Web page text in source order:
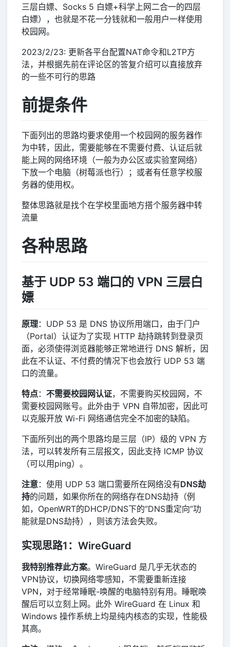
三层白嫖、Socks 5 白嫖+科学上网二合一的四层
白嫖），也就是不花一分钱就和一般用户一样使用
校园网。
2023/2/23: 更新各平台配置NAT命令和L2TP方
法，并根据先前在评论区的答复介绍可以直接放弃
的一些不可行的思路
前提条件
下面列出的思路均要求使用一个校园网的服务器作
为中转，因此，需要能够在不需要付费、认证后就
能上网的网络环境（一般为办公区或实验室网络）
下放一个电脑（树莓派也行）；或者有任意学校服
务器的使用权。
整体思路就是找个在学校里面地方搭个服务器中转
流量
各种思路
基于 UDP 53 端口的 VPN 三层白
嫖
原理：UDP 53 是 DNS 协议所用端口，由于门户
（Portal）认证为了实现 HTTP 劫持跳转到登录页
面，必须使得浏览器能够正常地进行 DNS 解析，因
此在不认证、不付费的情况下也会放行 UDP 53 端
口的流量。
特点： 不需要校园网认证，不需要购买校园网，不
需要校园网账号。此外由于 VPN 自带加密，因此可
以克服开放 Wi-Fi 网络通信完全不加密的缺陷。
下面所列出的两个思路均是三层（IP）级的 VPN 方
法，可以转发所有三层报文，因此支持 ICMP 协议
（可以用ping）。
注意：使用 UDP 53 端口需要所在网络没有DNS劫
持的问题，如果你所在的网络存在DNS劫持（例
如，OpenWRT的DHCP/DNS下的”DNS重定向”功
能就是DNS劫持），则该方法会失败。
实现思路1：WireGuard
我特别推荐此方案。WireGuard 是几乎无状态的
VPN协议，切换网络零感知，不需要重新连接
VPN，对于经常睡眠-唤醒的电脑特别有用。睡眠唤
醒后可以立刻上网。此外 WireGuard 在 Linux 和
Windows 操作系统上均是纯内核态的实现，性能极
其高。